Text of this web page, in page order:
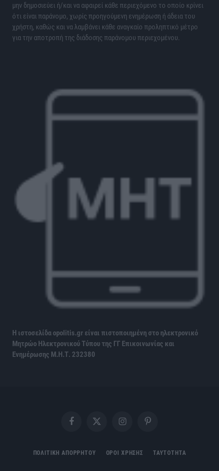
μην δημοσιεύει ή/και να αφαιρεί κάθε περιεχόμενο το οποίο κρίνει
ότι είναι παράνομο, χωρίς προηγούμενη ενημέρωση ή άδεια του
χρήστη, καθώς και να λαμβάνει κάθε αναγκαίο προληπτικό μέτρο
για την αποτροπή της διάδοσης παράνομου περιεχομένου.
Η ιστοσελίδα opolitis.gr είναι πιστοποιημένη στο ηλεκτρονικό
Μητρώο Ηλεκτρονικού Τύπου της ΓΓ Επικοινωνίας και
Ενημέρωσης Μ.Η.Τ. 232380
FacebookX
InstagramPinterest
ΠΟΛΙΤΙΚΗ ΑΠΟΡΡΗΤΟΥ ΟΡΟΙ ΧΡΗΣΗΣ ΤΑΥΤΟΤΗΤΑ